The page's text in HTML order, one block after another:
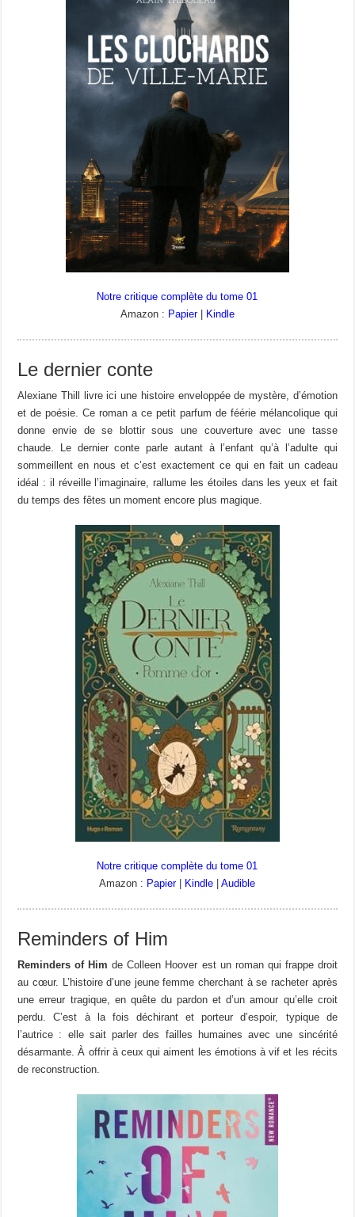
Notre critique complète du tome 01
Amazon : Papier| Kindle
Le dernier conte
Alexiane Thill livre ici une histoire enveloppée de mystère, d’émotion
et de poésie. Ce roman a ce petit parfum de féérie mélancolique qui
donne envie de se blottir sous une couverture avec une tasse
chaude. Le dernier conte parle autant à l’enfant qu’à l’adulte qui
sommeillent en nous et c’est exactement ce qui en fait un cadeau
idéal : il réveille l’imaginaire, rallume les étoiles dans les yeux et fait
du temps des fêtes un moment encore plus magique.
Notre critique complète du tome 01
Amazon : Papier| Kindle |Audible
Reminders of Him
Reminders of Him de Colleen Hoover est un roman qui frappe droit
au cœur. L’histoire d’une jeune femme cherchant à se racheter après
une erreur tragique, en quête du pardon et d’un amour qu’elle croit
perdu. C’est à la fois déchirant et porteur d’espoir, typique de
l’autrice : elle sait parler des failles humaines avec une sincérité
désarmante. À offrir à ceux qui aiment les émotions à vif et les récits
de reconstruction.